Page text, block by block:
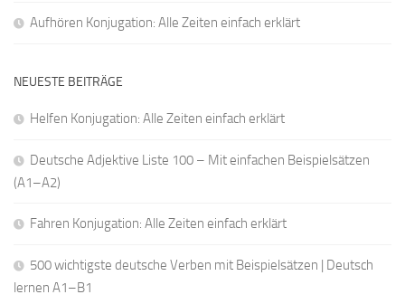
Aufhören Konjugation: Alle Zeiten einfach erklärt
NEUESTE BEITRÄGE
Helfen Konjugation: Alle Zeiten einfach erklärt
Deutsche Adjektive Liste 100 – Mit einfachen Beispielsätzen
(A1–A2)
Fahren Konjugation: Alle Zeiten einfach erklärt
500 wichtigste deutsche Verben mit Beispielsätzen | Deutsch
lernen A1–B1